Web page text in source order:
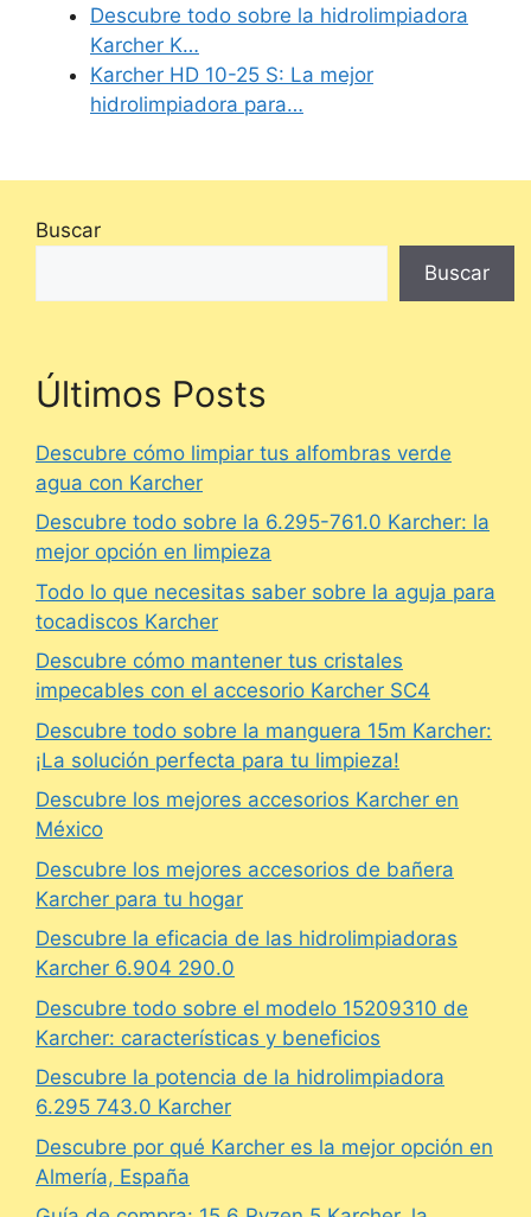
Descubre todo sobre la hidrolimpiadora
Karcher K…
Karcher HD 10-25 S: La mejor
hidrolimpiadora para…
Buscar
Buscar
Últimos Posts
Descubre cómo limpiar tus alfombras verde
agua con Karcher
Descubre todo sobre la 6.295-761.0 Karcher: la
mejor opción en limpieza
Todo lo que necesitas saber sobre la aguja para
tocadiscos Karcher
Descubre cómo mantener tus cristales
impecables con el accesorio Karcher SC4
Descubre todo sobre la manguera 15m Karcher:
¡La solución perfecta para tu limpieza!
Descubre los mejores accesorios Karcher en
México
Descubre los mejores accesorios de bañera
Karcher para tu hogar
Descubre la eficacia de las hidrolimpiadoras
Karcher 6.904 290.0
Descubre todo sobre el modelo 15209310 de
Karcher: características y beneficios
Descubre la potencia de la hidrolimpiadora
6.295 743.0 Karcher
Descubre por qué Karcher es la mejor opción en
Almería, España